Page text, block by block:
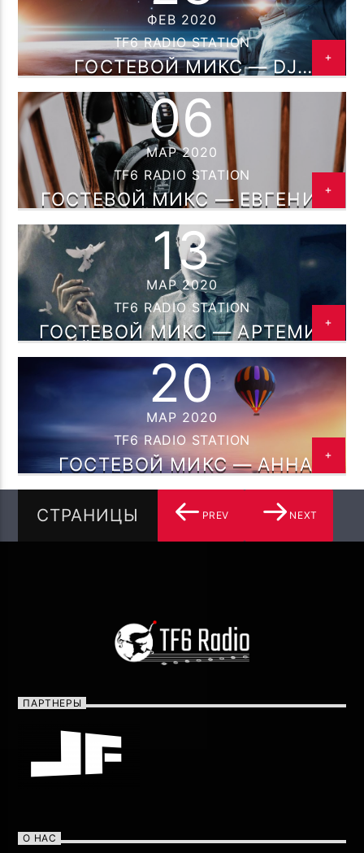
CRAZY WOMEN ( CCCP CREW MIX
44 )
TF РОМАН МЕЛЬМОНТ
TF6 Radio
ФЕВ 2020
TF6 RADIO STATION
ГОСТЕВОЙ МИКС — DJ
STORYTELLER TRIP(ROAM/ROMAN
K) НА TF6 РАДИО 28.02.2020
06
МАР 2020
TF6 RADIO STATION
ГОСТЕВОЙ МИКС — ЕВГЕНИЙ
БЕЛАВСКИЙ (DJ URAY) НА TF6
РАДИО 06.03.2020
13
МАР 2020
TF6 RADIO STATION
ГОСТЕВОЙ МИКС — АРТЕМИЙ
ГРАЧЁВ (DJ AG) НА TF6 РАДИО
ПЯТНИЦА 13.03.2020
20
МАР 2020
TF6 RADIO STATION
ГОСТЕВОЙ МИКС — АННА
ГЕСТЬ ( DJ WEBBY ) НА TF6
РАДИО 20.03.2020
СТРАНИЦЫ PREV NEXT
ПАРТНЕРЫ
О НАС